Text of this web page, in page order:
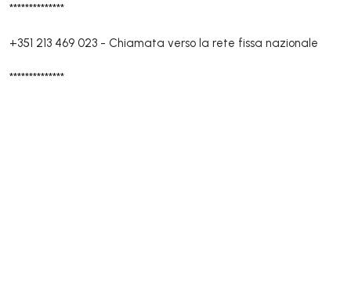
**************
+351 213 469 023 - Chiamata verso la rete fissa nazionale
**************